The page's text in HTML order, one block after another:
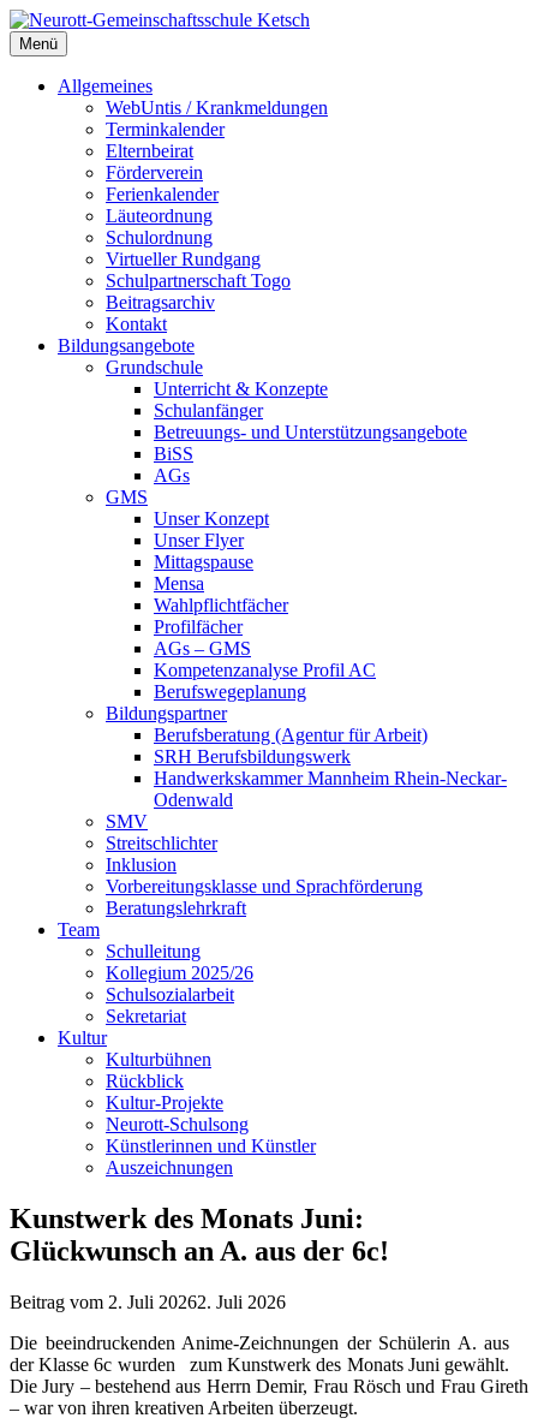
Zum
Inhalt
springen
Neurott-Gemeinschaftsschule Ketsch
Menü
Allgemeines
WebUntis / Krankmeldungen
Terminkalender
Elternbeirat
Förderverein
Ferienkalender
Läuteordnung
Schulordnung
Virtueller Rundgang
Schulpartnerschaft Togo
Beitragsarchiv
Kontakt
Bildungsangebote
Grundschule
Unterricht & Konzepte
Schulanfänger
Betreuungs- und Unterstützungsangebote
BiSS
AGs
GMS
Unser Konzept
Unser Flyer
Mittagspause
Mensa
Wahlpflichtfächer
Profilfächer
AGs – GMS
Kompetenzanalyse Profil AC
Berufswegeplanung
Bildungspartner
Berufsberatung (Agentur für Arbeit)
SRH Berufsbildungswerk
Handwerkskammer Mannheim Rhein-Neckar-
Odenwald
SMV
Streitschlichter
Inklusion
Vorbereitungsklasse und Sprachförderung
Beratungslehrkraft
Team
Schulleitung
Kollegium 2025/26
Schulsozialarbeit
Sekretariat
Kultur
Kulturbühnen
Rückblick
Kultur-Projekte
Neurott-Schulsong
Künstlerinnen und Künstler
Auszeichnungen
Kunstwerk des Monats Juni:
Glückwunsch an A. aus der 6c!
Beitrag vom 2. Juli 20262. Juli 2026
Die beeindruckenden Anime-Zeichnungen der Schülerin A. aus
der Klasse 6c wurden zum Kunstwerk des Monats Juni gewählt.
Die Jury – bestehend aus Herrn Demir, Frau Rösch und Frau Gireth
– war von ihren kreativen Arbeiten überzeugt.